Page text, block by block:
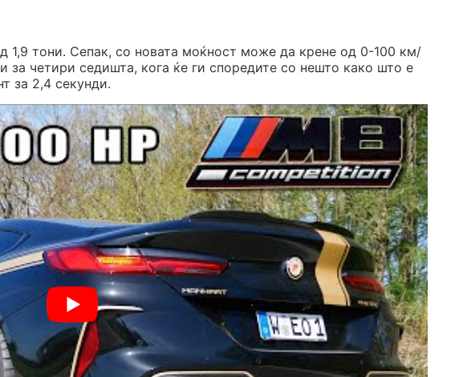
1,9 тони. Сепак, со новата моќност може да крене од 0-100 км/
за четири седишта, кога ќе ги споредите со нешто како што е
за 2,4 секунди.